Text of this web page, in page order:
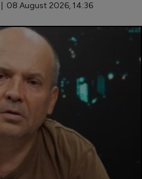
| 08 August 2026, 14:36